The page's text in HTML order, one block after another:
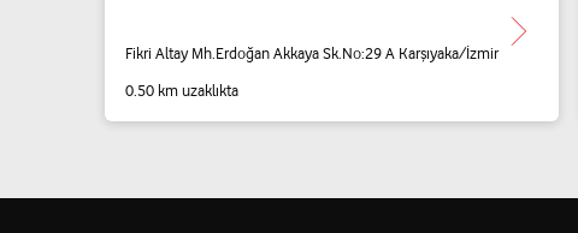
Fikri Altay Mh.Erdoğan Akkaya Sk.No:29 A Karşıyaka/İzmir
0.50 km uzaklıkta